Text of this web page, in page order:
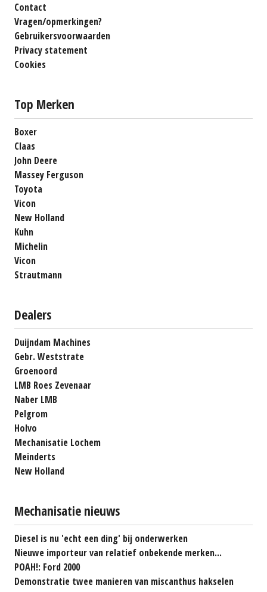
Contact
Vragen/opmerkingen?
Gebruikersvoorwaarden
Privacy statement
Cookies
Top Merken
Boxer
Claas
John Deere
Massey Ferguson
Toyota
Vicon
New Holland
Kuhn
Michelin
Vicon
Strautmann
Dealers
Duijndam Machines
Gebr. Weststrate
Groenoord
LMB Roes Zevenaar
Naber LMB
Pelgrom
Holvo
Mechanisatie Lochem
Meinderts
New Holland
Mechanisatie nieuws
Diesel is nu 'echt een ding' bij onderwerken
Nieuwe importeur van relatief onbekende merken...
POAH!: Ford 2000
Demonstratie twee manieren van miscanthus hakselen